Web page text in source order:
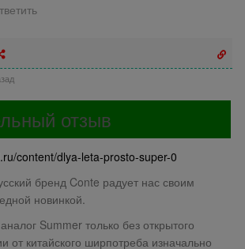
отзыв
content/dlya-leta-prosto-super-0
бренд Conte радует нас своим
новинкой.
Summer только без открытого
от китайского ширпотреба изначально